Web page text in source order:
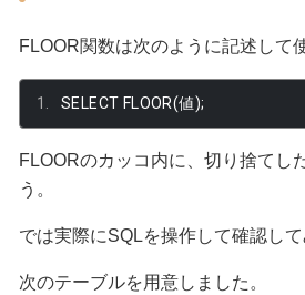
FLOOR関数は次のように記述して
SELECT FLOOR(値);
FLOORのカッコ内に、切り捨てし
う。
では実際にSQLを操作して確認して
次のテーブルを用意しました。